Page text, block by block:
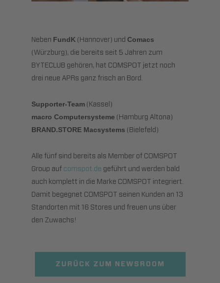
Neben FundK (Hannover) undComacs
(Würzburg), die bereits seit 5 Jahren zum
BYTECLUB gehören, hat COMSPOT jetzt noch
drei neue APRs ganz frisch an Bord.
Supporter-Team (Kassel)
macro Computersysteme (Hamburg Altona)
BRAND.STORE Macsystems (Bielefeld)
Alle fünf sind bereits als Member of COMSPOT
Group auf comspot.de geführt und werden bald
auch komplett in die Marke COMSPOT integriert.
Damit begegnet COMSPOT seinen Kunden an 13
Standorten mit 16 Stores und freuen uns über
den Zuwachs!
ZURÜCK ZUM NEWSROOM